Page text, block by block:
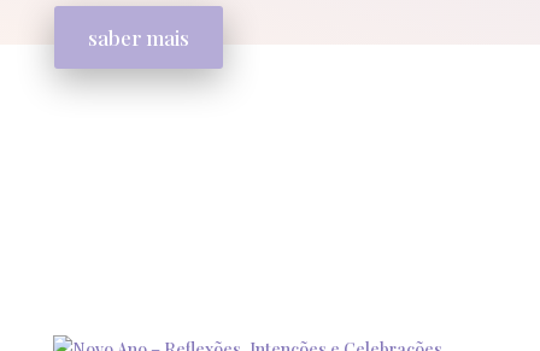
saber mais